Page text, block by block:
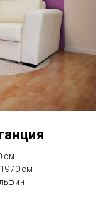
см
см